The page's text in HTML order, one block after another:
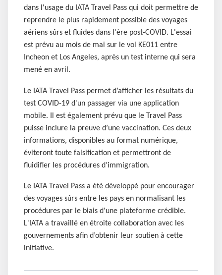
dans l'usage du IATA Travel Pass qui doit permettre de
reprendre le plus rapidement possible des voyages
aériens sûrs et fluides dans l'ère post-COVID. L'essai
est prévu au mois de mai sur le vol KE011 entre
Incheon et Los Angeles, après un test interne qui sera
mené en avril.
Le IATA Travel Pass permet d’afficher les résultats du
test COVID-19 d'un passager via une application
mobile. Il est également prévu que le Travel Pass
puisse inclure la preuve d’une vaccination. Ces deux
informations, disponibles au format numérique,
éviteront toute falsification et permettront de
fluidifier les procédures d’immigration.
Le IATA Travel Pass a été développé pour encourager
des voyages sûrs entre les pays en normalisant les
procédures par le biais d'une plateforme crédible.
L'IATA a travaillé en étroite collaboration avec les
gouvernements afin d’obtenir leur soutien à cette
initiative.